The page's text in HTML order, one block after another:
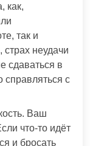
как,
так и
страх неудачи
сдаваться в
с
Ваш
что-то идёт
и бросать